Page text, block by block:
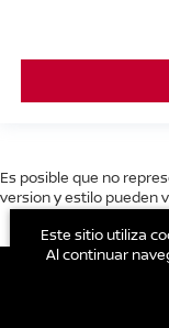
Es posible que no
version y estilo pueden
Este sitio utiliza
Al continuar